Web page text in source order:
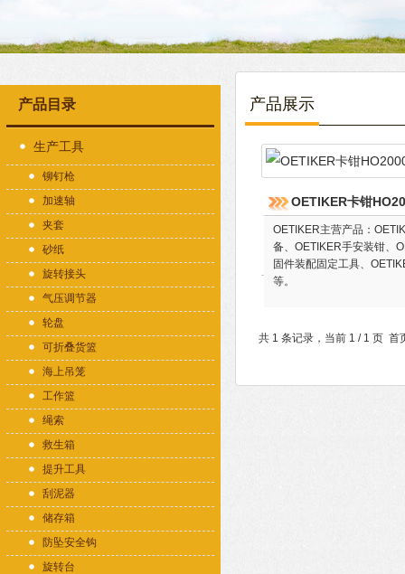
产品目录
生产工具
铆钉枪
加速轴
夹套
砂纸
旋转接头
气压调节器
轮盘
可折叠货篮
海上吊笼
工作篮
绳索
救生箱
提升工具
刮泥器
储存箱
防坠安全钩
旋转台
产品展示
OETIKER卡钳
OETIKER主营产品：
备、OETIKER手安装钳、
固件装配固定工具、
等。
共 1 条记录，当前 1 / 1 页